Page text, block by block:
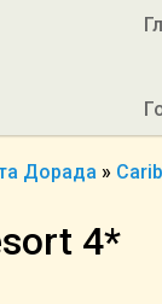
Дорада »
4*